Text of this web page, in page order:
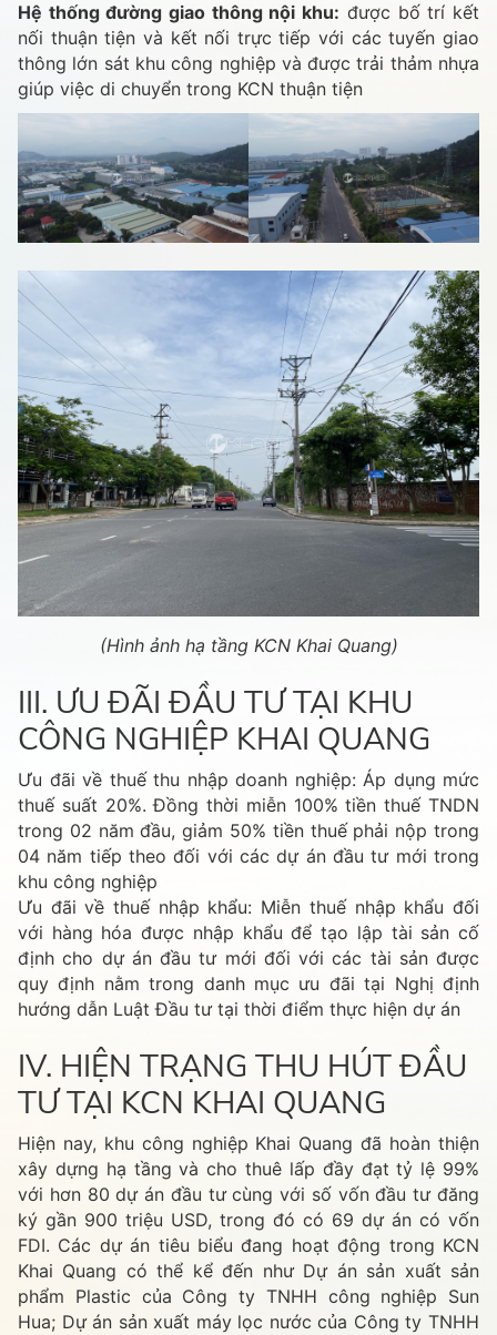
Hệ thống đường giao thông nội khu: được bố trí kết
nối thuận tiện và kết nối trực tiếp với các tuyến giao
thông lớn sát khu công nghiệp và được trải thảm nhựa
giúp việc di chuyển trong KCN thuận tiện
(Hình ảnh hạ tầng KCN Khai Quang)
III. ƯU ĐÃI ĐẦU TƯ TẠI KHU
CÔNG NGHIỆP KHAI QUANG
Ưu đãi về thuế thu nhập doanh nghiệp: Áp dụng mức
thuế suất 20%. Đồng thời miễn 100% tiền thuế TNDN
trong 02 năm đầu, giảm 50% tiền thuế phải nộp trong
04 năm tiếp theo đối với các dự án đầu tư mới trong
khu công nghiệp
Ưu đãi về thuế nhập khẩu: Miễn thuế nhập khẩu đối
với hàng hóa được nhập khẩu để tạo lập tài sản cố
định cho dự án đầu tư mới đối với các tài sản được
quy định nằm trong danh mục ưu đãi tại Nghị định
hướng dẫn Luật Đầu tư tại thời điểm thực hiện dự án
IV. HIỆN TRẠNG THU HÚT ĐẦU
TƯ TẠI KCN KHAI QUANG
Hiện nay, khu công nghiệp Khai Quang đã hoàn thiện
xây dựng hạ tầng và cho thuê lấp đầy đạt tỷ lệ 99%
với hơn 80 dự án đầu tư cùng với số vốn đầu tư đăng
ký gần 900 triệu USD, trong đó có 69 dự án có vốn
FDI. Các dự án tiêu biểu đang hoạt động trong KCN
Khai Quang có thể kể đến như Dự án sản xuất sản
phẩm Plastic của Công ty TNHH công nghiệp Sun
Hua; Dự án sản xuất máy lọc nước của Công ty TNHH